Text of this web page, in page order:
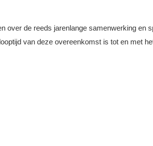
over de reeds jarenlange samenwerking
van deze overeenkomst is tot en met